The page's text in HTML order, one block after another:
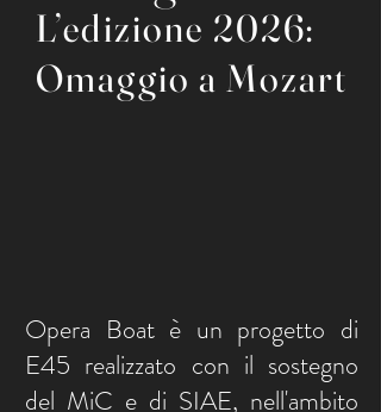
L’edizione 2026:
Omaggio a Mozart
Opera Boat è un progetto di
E45 realizzato con il sostegno
del MiC e di SIAE, nell'ambito